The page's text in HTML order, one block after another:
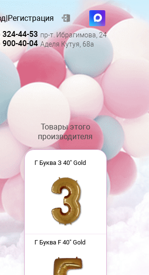
|Регистрация
324-44-53 пр-т. Ибрагимова, 24
900-40-04 Аделя Кутуя, 68а
Товары этого
производителя
Г Буква З 40" Gold
Г Буква F 40" Gold